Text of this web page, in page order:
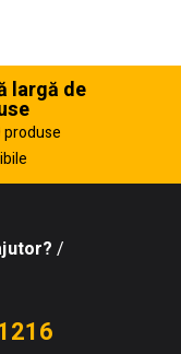
largă de
produse
/